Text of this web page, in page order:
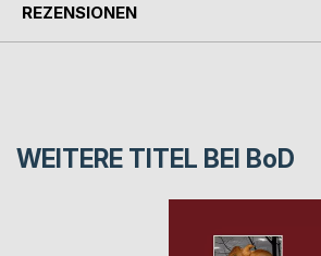
REZENSIONEN
WEITERE TITEL BEI BoD